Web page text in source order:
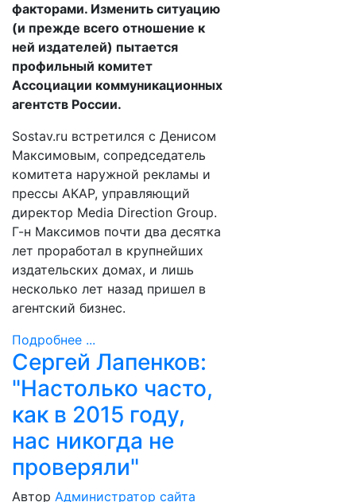
факторами. Изменить ситуацию
(и прежде всего отношение к
ней издателей) пытается
профильный комитет
Ассоциации коммуникационных
агентств России.
Sostav.ru встретился с Денисом
Максимовым, сопредседатель
комитета наружной рекламы и
прессы АКАР, управляющий
директор Media Direction Group.
Г-н Максимов почти два десятка
лет проработал в крупнейших
издательских домах, и лишь
несколько лет назад пришел в
агентский бизнес.
Подробнее ...
Сергей Лапенков:
"Настолько часто,
как в 2015 году,
нас никогда не
проверяли"
Автор Администратор сайта